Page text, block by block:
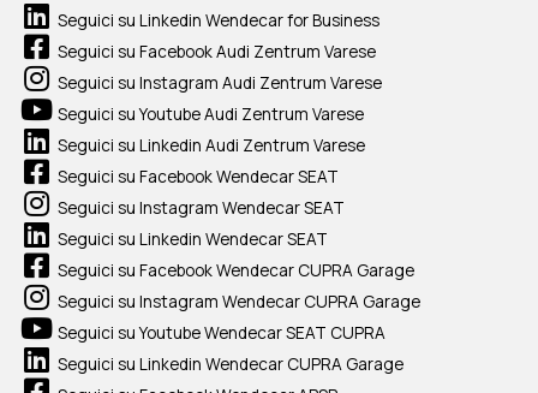
Seguici su Linkedin Wendecar for Business
Seguici su Facebook Audi Zentrum Varese
Seguici su Instagram Audi Zentrum Varese
Seguici su Youtube Audi Zentrum Varese
Seguici su Linkedin Audi Zentrum Varese
Seguici su Facebook Wendecar SEAT
Seguici su Instagram Wendecar SEAT
Seguici su Linkedin Wendecar SEAT
Seguici su Facebook Wendecar CUPRA Garage
Seguici su Instagram Wendecar CUPRA Garage
Seguici su Youtube Wendecar SEAT CUPRA
Seguici su Linkedin Wendecar CUPRA Garage